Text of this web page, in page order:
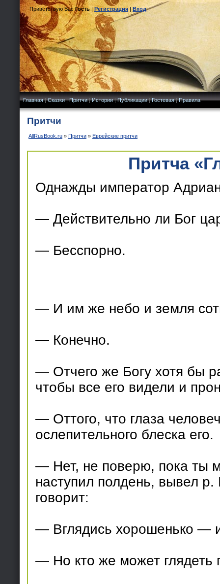
Приветствую Вас Гость|Регистрация|Вход
Главная|Сказки|Притчи|Истории|Публикации|Гостевая|Правила
Притчи
AllRusBook.ru » Притчи » Еврейские притчи
Притча
Однажды император
— Действительно ли Бог
— Бесспорно.
— И им же небо и земля
— Конечно.
— Отчего же Богу хотя бы
чтобы все его видели и
— Оттого, что глаза
ослепительного блеска его.
— Нет, не поверю, пока ты
наступил полдень, вывел
говорит:
— Вглядись хорошенько —
— Но кто же может глядеть